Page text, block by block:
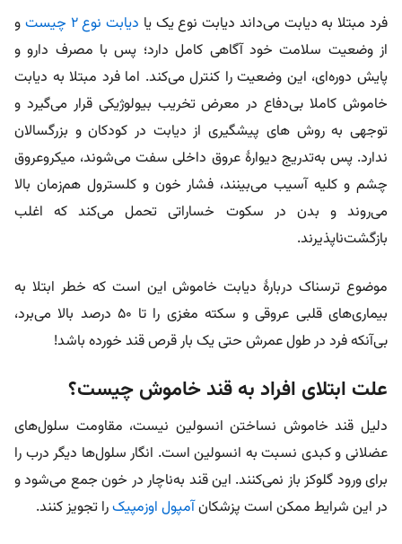
فرد مبتلا به دیابت می‌داند دیابت نوع یک یا دیابت نوع ۲ چیست
و
از وضعیت سلامت خود آگاهی کامل دارد؛ پس با مصرف دارو و
پایش دوره‌ای، این وضعیت را کنترل می‌کند. اما فرد مبتلا به دیابت
خاموش کاملا بی‌دفاع در معرض تخریب بیولوژیکی قرار می‌گیرد و
توجهی بهروش های پیشگیری از دیابت در کودکان و بزرگسالان
ندارد. پس به‌تدریج دیوارۀ عروق داخلی سفت می‌شوند، میکروعروق
چشم و کلیه آسیب می‌بینند، فشار خون و کلسترول هم‌زمان بالا
می‌روند و بدن در سکوت خساراتی تحمل می‌کند که اغلب
بازگشت‌ناپذیرند.
موضوع ترسناک دربارۀ دیابت خاموش این است که خطر ابتلا به
بیماری‌های قلبی عروقی و سکته مغزی را تا ۵۰ درصد بالا می‌برد،
بی‌آنکه فرد در طول عمرش حتی یک بار قرص قند خورده باشد!
علت ابتلای افراد به قند خاموش چیست؟
دلیل قند خاموش نساختن انسولین نیست، مقاومت سلول‌های
عضلانی و کبدی نسبت به انسولین است. انگار سلول‌ها دیگر درب را
برای ورود گلوکز باز نمی‌کنند. این قند به‌ناچار در خون جمع می‌شود و
در این شرایط ممکن است پزشکانآمپول اوزمپیکرا تجویز کنند.